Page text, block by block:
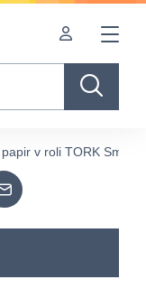
papir v roli TORK